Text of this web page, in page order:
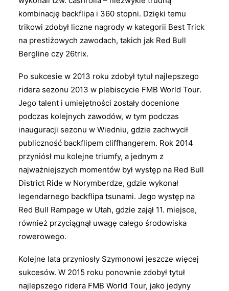
kombinację backflipa i 360 stopni. Dzięki temu
trikowi zdobył liczne nagrody w kategorii Best Trick
na prestiżowych zawodach, takich jak Red Bull
Bergline czy 26trix.
Po sukcesie w 2013 roku zdobył tytuł najlepszego
ridera sezonu 2013 w plebiscycie FMB World Tour.
Jego talent i umiejętności zostały docenione
podczas kolejnych zawodów, w tym podczas
inauguracji sezonu w Wiedniu, gdzie zachwycił
publiczność backflipem cliffhangerem. Rok 2014
przyniósł mu kolejne triumfy, a jednym z
najważniejszych momentów był występ na Red Bull
District Ride w Norymberdze, gdzie wykonał
legendarnego backflipa tsunami. Jego występ na
Red Bull Rampage w Utah, gdzie zajął 11. miejsce,
również przyciągnął uwagę całego środowiska
rowerowego.
Kolejne lata przyniosły Szymonowi jeszcze więcej
sukcesów. W 2015 roku ponownie zdobył tytuł
najlepszego ridera FMB World Tour, jako jedyny